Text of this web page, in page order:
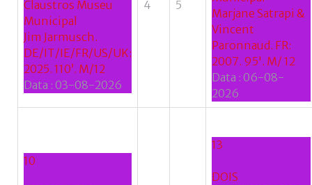
Claustros Museu
Municipal
Jim Jarmusch.
DE/IT/IE/FR/US/UK:
2025. 110’. M/12
Data : 03-08-2026
4 5
Marjane Satrapi &
Vincent
Paronnaud. FR:
2007. 95'. M/ 12
Data : 06-08-
2026
10
13
DOIS